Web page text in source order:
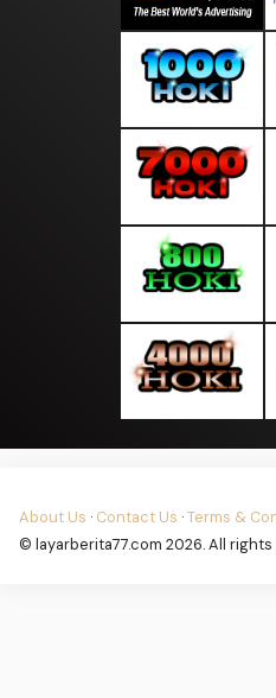
About Us · Contact Us ·Terms &
© layarberita77.com 2026. All